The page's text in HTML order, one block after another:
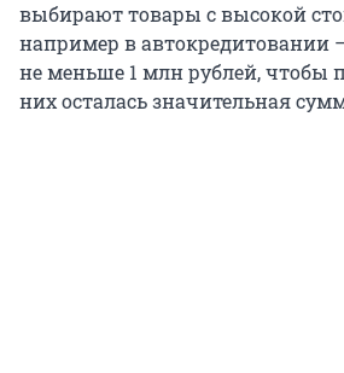
выбирают товары с высокой
например в
не меньше 1 млн рублей, чтобы
них осталась значительная